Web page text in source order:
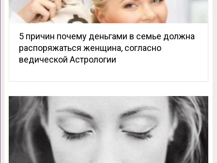
5 причин почему деньгами в семье должна
распоряжаться женщина, согласно
ведической Астрологии